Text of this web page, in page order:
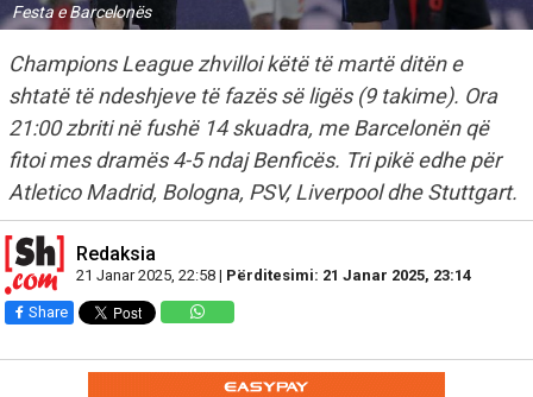
Festa e Barcelonës
Champions League zhvilloi këtë të martë ditën e
shtatë të ndeshjeve të fazës së ligës (9 takime). Ora
21:00 zbriti në fushë 14 skuadra, me Barcelonën që
fitoi mes dramës 4-5 ndaj Benficës. Tri pikë edhe për
Atletico Madrid, Bologna, PSV, Liverpool dhe Stuttgart.
Redaksia
21 Janar 2025, 22:58 | Përditesimi: 21 Janar 2025, 23:14
Share